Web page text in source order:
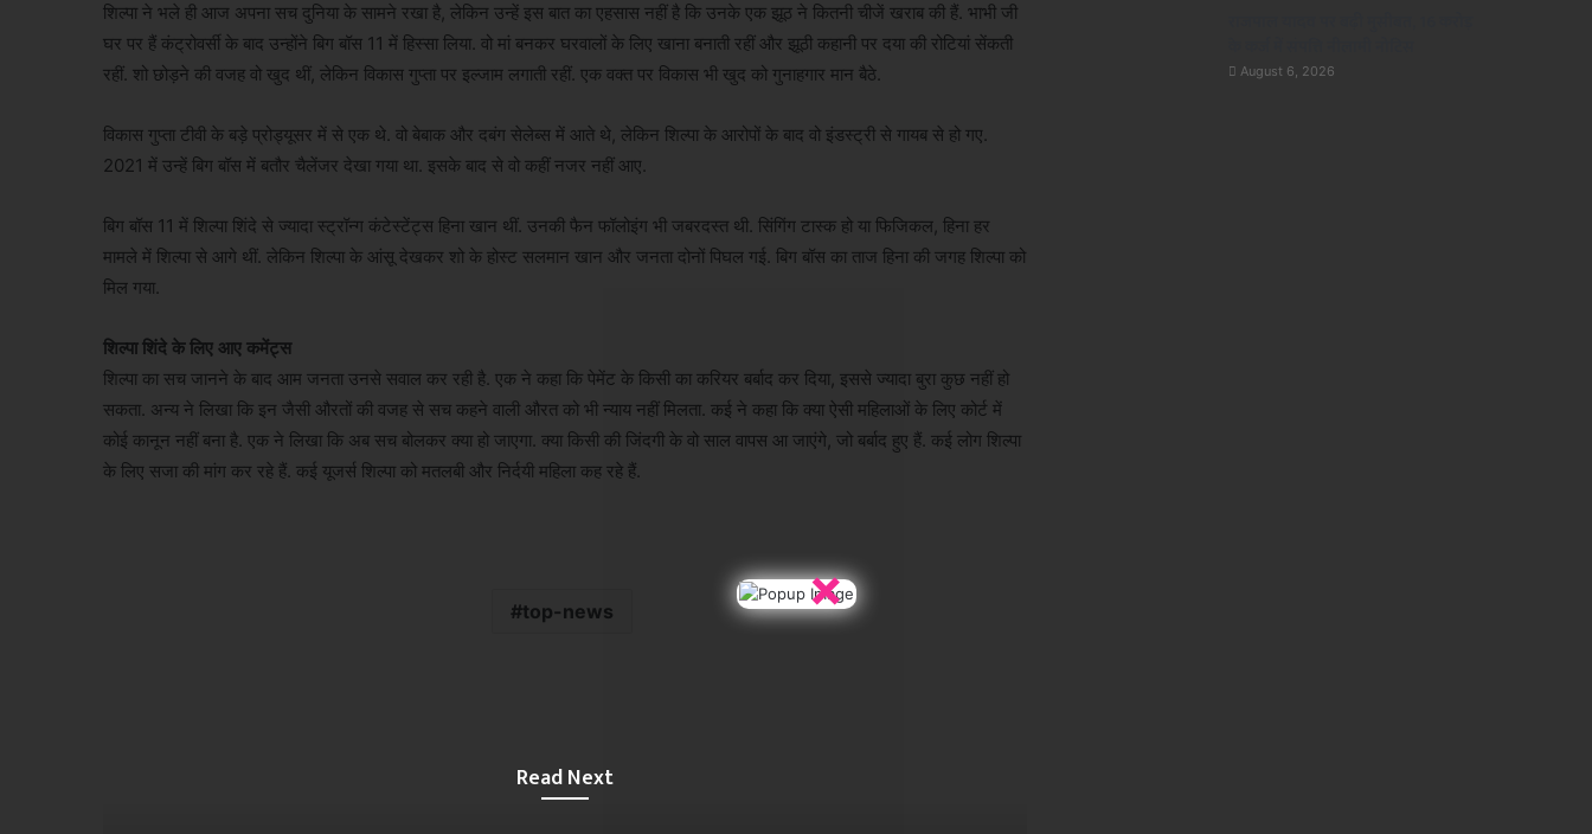
शिल्पा ने भले ही आज अपना सच दुनिया के सामने रखा है, लेकिन उन्हें इस बात का एहसास नहीं है कि उनके एक झूठ ने कितनी चीजें खराब की हैं. भाभी जी
घर पर हैं कंट्रोवर्सी के बाद उन्होंने बिग बॉस 11 में हिस्सा लिया. वो मां बनकर घरवालों के लिए खाना बनाती रहीं और झूठी कहानी पर दया की रोटियां सेंकती
रहीं. शो छोड़ने की वजह वो खुद थीं, लेकिन विकास गुप्ता पर इल्जाम लगाती रहीं. एक वक्त पर विकास भी खुद को गुनाहगार मान बैठे.
विकास गुप्ता टीवी के बड़े प्रोड्यूसर में से एक थे. वो बेबाक और दबंग सेलेब्स में आते थे, लेकिन शिल्पा के आरोपों के बाद वो इंडस्ट्री से गायब से हो गए.
2021 में उन्हें बिग बॉस में बतौर चैलेंजर देखा गया था. इसके बाद से वो कहीं नजर नहीं आए.
बिग बॉस 11 में शिल्पा शिंदे से ज्यादा स्ट्रॉन्ग कंटेस्टेंट्स हिना खान थीं. उनकी फैन फॉलोइंग भी जबरदस्त थी. सिंगिंग टास्क हो या फिजिकल, हिना हर
मामले में शिल्पा से आगे थीं. लेकिन शिल्पा के आंसू देखकर शो के होस्ट सलमान खान और जनता दोनों पिघल गई. बिग बॉस का ताज हिना की जगह शिल्पा को
मिल गया.
शिल्पा शिंदे के लिए आए कमेंट्स
शिल्पा का सच जानने के बाद आम जनता उनसे सवाल कर रही है. एक ने कहा कि पेमेंट के किसी का करियर बर्बाद कर दिया, इससे ज्यादा बुरा कुछ नहीं हो
सकता. अन्य ने लिखा कि इन जैसी औरतों की वजह से सच कहने वाली औरत को भी न्याय नहीं मिलता. कई ने कहा कि क्या ऐसी महिलाओं के लिए कोर्ट में
कोई कानून नहीं बना है. एक ने लिखा कि अब सच बोलकर क्या हो जाएगा. क्या किसी की जिंदगी के वो साल वापस आ जाएंगे, जो बर्बाद हुए हैं. कई लोग शिल्पा
के लिए सजा की मांग कर रहे हैं. कई यूजर्स शिल्पा को मतलबी और निर्दयी महिला कह रहे हैं.
top-news
Read Next
×
August 6, 2026